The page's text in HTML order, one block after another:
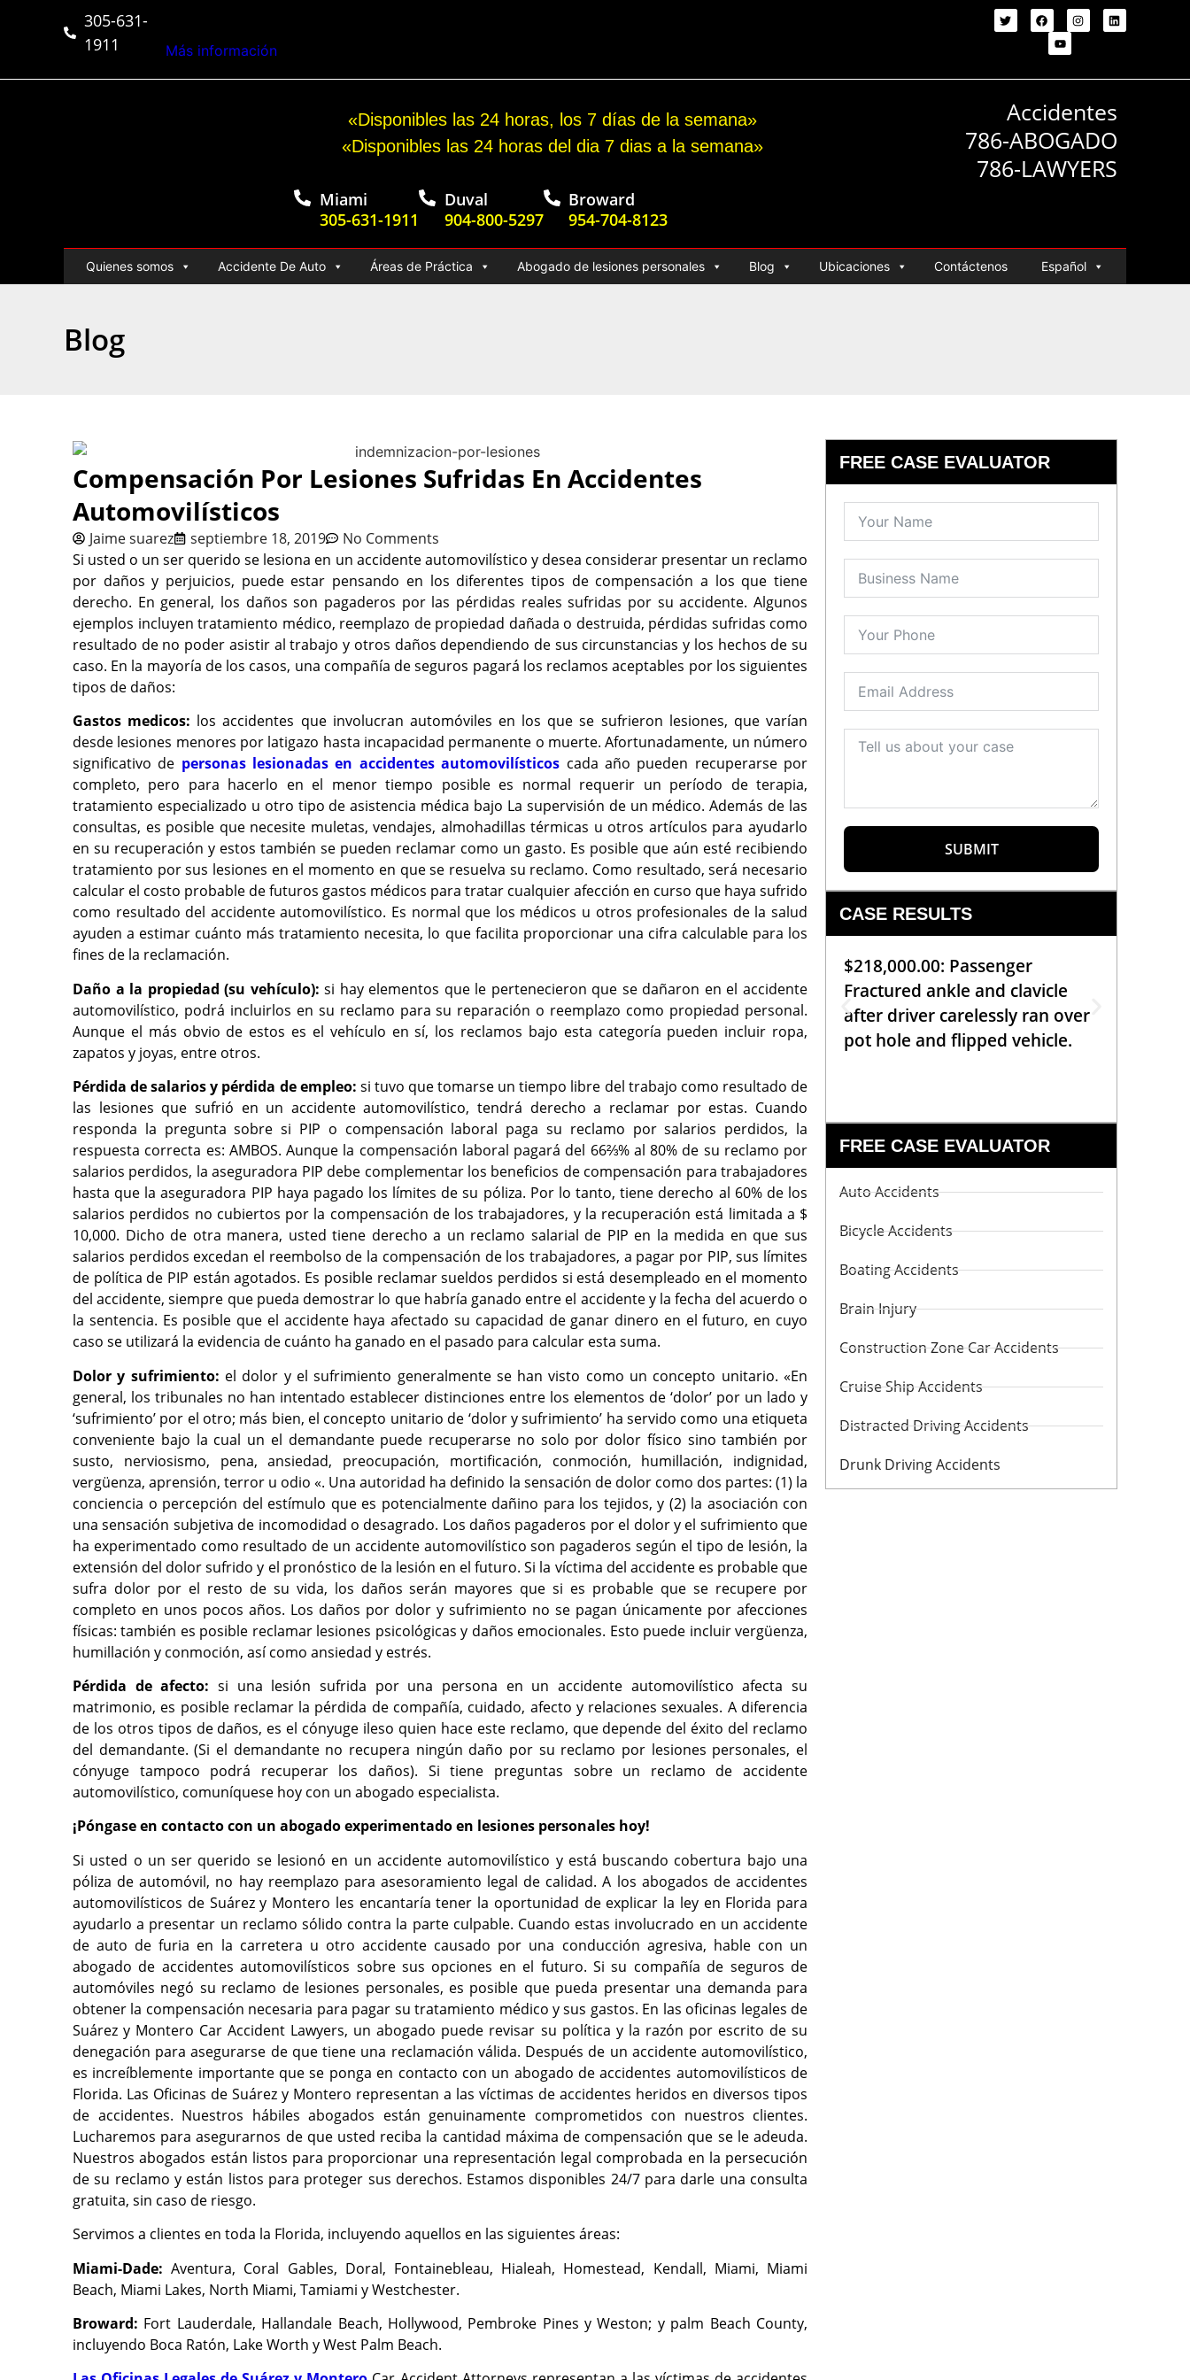
305-631-
1911
Más información
«Disponibles las 24 horas, los 7 días de la semana»
«Disponibles las 24 horas del dia 7 dias a la semana»
Miami
305-631-1911
Duval
904-800-5297
Broward
954-704-8123
Accidentes
786-ABOGADO
786-LAWYERS
Quienes somos Accidente De Auto Áreas de Práctica Abogado de lesiones personales Blog Ubicaciones Contáctenos Español
Blog
Compensación Por Lesiones Sufridas En Accidentes
Automovilísticos
Jaime suarez septiembre 18, 2019
No Comments
Si usted o un ser querido se lesiona en un accidente automovilístico y desea considerar presentar un reclamo
por daños y perjuicios, puede estar pensando en los diferentes tipos de compensación a los que tiene
derecho. En general, los daños son pagaderos por las pérdidas reales sufridas por su accidente. Algunos
ejemplos incluyen tratamiento médico, reemplazo de propiedad dañada o destruida, pérdidas sufridas como
resultado de no poder asistir al trabajo y otros daños dependiendo de sus circunstancias y los hechos de su
caso. En la mayoría de los casos, una compañía de seguros pagará los reclamos aceptables por los siguientes
tipos de daños:
Gastos medicos: los accidentes que involucran automóviles en los que se sufrieron lesiones, que varían
desde lesiones menores por latigazo hasta incapacidad permanente o muerte. Afortunadamente, un número
significativo de personas lesionadas en accidentes automovilísticos cada año pueden recuperarse por
completo, pero para hacerlo en el menor tiempo posible es normal requerir un período de terapia,
tratamiento especializado u otro tipo de asistencia médica bajo La supervisión de un médico. Además de las
consultas, es posible que necesite muletas, vendajes, almohadillas térmicas u otros artículos para ayudarlo
en su recuperación y estos también se pueden reclamar como un gasto. Es posible que aún esté recibiendo
tratamiento por sus lesiones en el momento en que se resuelva su reclamo. Como resultado, será necesario
calcular el costo probable de futuros gastos médicos para tratar cualquier afección en curso que haya sufrido
como resultado del accidente automovilístico. Es normal que los médicos u otros profesionales de la salud
ayuden a estimar cuánto más tratamiento necesita, lo que facilita proporcionar una cifra calculable para los
fines de la reclamación.
Daño a la propiedad (su vehículo): si hay elementos que le pertenecieron que se dañaron en el accidente
automovilístico, podrá incluirlos en su reclamo para su reparación o reemplazo como propiedad personal.
Aunque el más obvio de estos es el vehículo en sí, los reclamos bajo esta categoría pueden incluir ropa,
zapatos y joyas, entre otros.
Pérdida de salarios y pérdida de empleo: si tuvo que tomarse un tiempo libre del trabajo como resultado de
las lesiones que sufrió en un accidente automovilístico, tendrá derecho a reclamar por estas. Cuando
responda la pregunta sobre si PIP o compensación laboral paga su reclamo por salarios perdidos, la
respuesta correcta es: AMBOS. Aunque la compensación laboral pagará del 66⅔% al 80% de su reclamo por
salarios perdidos, la aseguradora PIP debe complementar los beneficios de compensación para trabajadores
hasta que la aseguradora PIP haya pagado los límites de su póliza. Por lo tanto, tiene derecho al 60% de los
salarios perdidos no cubiertos por la compensación de los trabajadores, y la recuperación está limitada a $
10,000. Dicho de otra manera, usted tiene derecho a un reclamo salarial de PIP en la medida en que sus
salarios perdidos excedan el reembolso de la compensación de los trabajadores, a pagar por PIP, sus límites
de política de PIP están agotados. Es posible reclamar sueldos perdidos si está desempleado en el momento
del accidente, siempre que pueda demostrar lo que habría ganado entre el accidente y la fecha del acuerdo o
la sentencia. Es posible que el accidente haya afectado su capacidad de ganar dinero en el futuro, en cuyo
caso se utilizará la evidencia de cuánto ha ganado en el pasado para calcular esta suma.
Dolor y sufrimiento: el dolor y el sufrimiento generalmente se han visto como un concepto unitario. «En
general, los tribunales no han intentado establecer distinciones entre los elementos de ‘dolor’ por un lado y
‘sufrimiento’ por el otro; más bien, el concepto unitario de ‘dolor y sufrimiento’ ha servido como una etiqueta
conveniente bajo la cual un el demandante puede recuperarse no solo por dolor físico sino también por
susto, nerviosismo, pena, ansiedad, preocupación, mortificación, conmoción, humillación, indignidad,
vergüenza, aprensión, terror u odio «. Una autoridad ha definido la sensación de dolor como dos partes: (1) la
conciencia o percepción del estímulo que es potencialmente dañino para los tejidos, y (2) la asociación con
una sensación subjetiva de incomodidad o desagrado. Los daños pagaderos por el dolor y el sufrimiento que
ha experimentado como resultado de un accidente automovilístico son pagaderos según el tipo de lesión, la
extensión del dolor sufrido y el pronóstico de la lesión en el futuro. Si la víctima del accidente es probable que
sufra dolor por el resto de su vida, los daños serán mayores que si es probable que se recupere por
completo en unos pocos años. Los daños por dolor y sufrimiento no se pagan únicamente por afecciones
físicas: también es posible reclamar lesiones psicológicas y daños emocionales. Esto puede incluir vergüenza,
humillación y conmoción, así como ansiedad y estrés.
Pérdida de afecto: si una lesión sufrida por una persona en un accidente automovilístico afecta su
matrimonio, es posible reclamar la pérdida de compañía, cuidado, afecto y relaciones sexuales. A diferencia
de los otros tipos de daños, es el cónyuge ileso quien hace este reclamo, que depende del éxito del reclamo
del demandante. (Si el demandante no recupera ningún daño por su reclamo por lesiones personales, el
cónyuge tampoco podrá recuperar los daños). Si tiene preguntas sobre un reclamo de accidente
automovilístico, comuníquese hoy con un abogado especialista.
¡Póngase en contacto con un abogado experimentado en lesiones personales hoy!
Si usted o un ser querido se lesionó en un accidente automovilístico y está buscando cobertura bajo una
póliza de automóvil, no hay reemplazo para asesoramiento legal de calidad. A los abogados de accidentes
automovilísticos de Suárez y Montero les encantaría tener la oportunidad de explicar la ley en Florida para
ayudarlo a presentar un reclamo sólido contra la parte culpable. Cuando estas involucrado en un accidente
de auto de furia en la carretera u otro accidente causado por una conducción agresiva, hable con un
abogado de accidentes automovilísticos sobre sus opciones en el futuro. Si su compañía de seguros de
automóviles negó su reclamo de lesiones personales, es posible que pueda presentar una demanda para
obtener la compensación necesaria para pagar su tratamiento médico y sus gastos. En las oficinas legales de
Suárez y Montero Car Accident Lawyers, un abogado puede revisar su política y la razón por escrito de su
denegación para asegurarse de que tiene una reclamación válida. Después de un accidente automovilístico,
es increíblemente importante que se ponga en contacto con un abogado de accidentes automovilísticos de
Florida. Las Oficinas de Suárez y Montero representan a las víctimas de accidentes heridos en diversos tipos
de accidentes. Nuestros hábiles abogados están genuinamente comprometidos con nuestros clientes.
Lucharemos para asegurarnos de que usted reciba la cantidad máxima de compensación que se le adeuda.
Nuestros abogados están listos para proporcionar una representación legal comprobada en la persecución
de su reclamo y están listos para proteger sus derechos. Estamos disponibles 24/7 para darle una consulta
gratuita, sin caso de riesgo.
Servimos a clientes en toda la Florida, incluyendo aquellos en las siguientes áreas:
Miami-Dade: Aventura, Coral Gables, Doral, Fontainebleau, Hialeah, Homestead, Kendall, Miami, Miami
Beach, Miami Lakes, North Miami, Tamiami y Westchester.
Broward: Fort Lauderdale, Hallandale Beach, Hollywood, Pembroke Pines y Weston; y palm Beach County,
incluyendo Boca Ratón, Lake Worth y West Palm Beach.
FREE CASE EVALUATOR
SUBMIT
CASE RESULTS
$218,000.00: Passenger
Fractured ankle and clavicle
after driver carelessly ran over
pot hole and flipped vehicle.
FREE CASE EVALUATOR
Auto Accidents
Bicycle Accidents
Boating Accidents
Brain Injury
Construction Zone Car Accidents
Cruise Ship Accidents
Distracted Driving Accidents
Drunk Driving Accidents